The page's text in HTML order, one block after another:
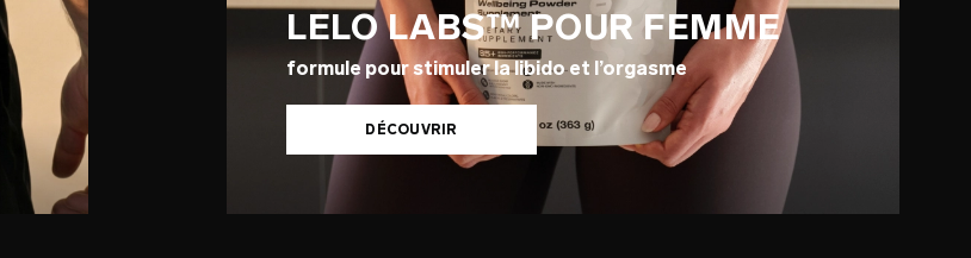
LELO LABS™ POUR FEMME
formule pour stimuler la libido et l’orgasme
DÉCOUVRIR